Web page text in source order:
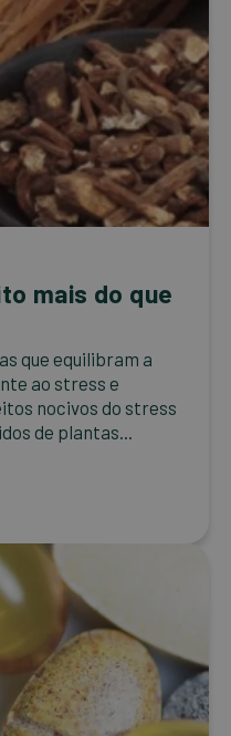
mais do que
que equilibram a
ao stress e
nocivos do stress
de plantas...